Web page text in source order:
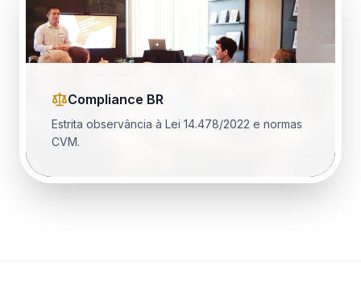
Compliance BR
Estrita observância à Lei 14.478/2022 e normas
CVM.